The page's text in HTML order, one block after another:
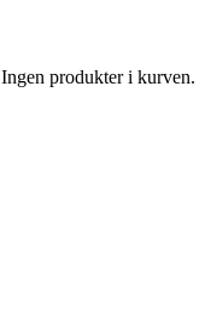
Ingen produkter i kurven.